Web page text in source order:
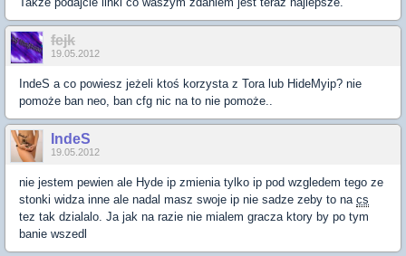
fejk
19.05.2012
IndeS a co powiesz jeżeli ktoś korzysta z Tora lub HideMyip? nie
pomoże ban neo, ban cfg nic na to nie pomoże..
IndeS
19.05.2012
nie jestem pewien ale Hyde ip zmienia tylko ip pod wzgledem tego ze
stonki widza inne ale nadal masz swoje ip nie sadze zeby to na cs
tez tak dzialalo. Ja jak na razie nie mialem gracza ktory by po tym
banie wszedl